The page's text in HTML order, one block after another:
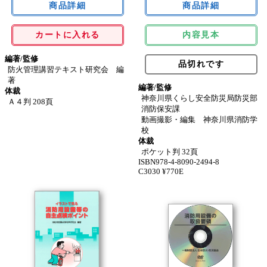
カートに入れる
編著/監修
防火管理講習テキスト研究会 編
著
体裁
Ａ４判 208頁
内容見本
品切れです
編著/監修
神奈川県くらし安全防災局防災部
消防保安課
動画撮影・編集 神奈川県消防学
校
体裁
ポケット判 32頁
ISBN978-4-8090-2494-8
C3030 ¥770E